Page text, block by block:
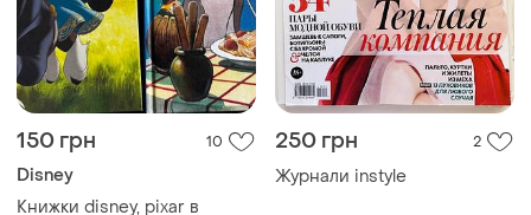
150 грн 10
Disney
Книжки disney, pixar в
250 грн 2
Журнали instyle